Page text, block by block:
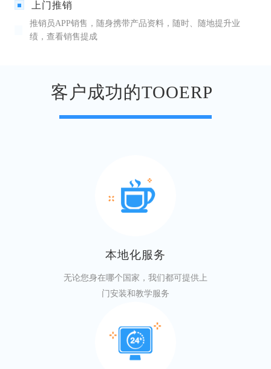
上门推销
推销员APP销售，随身携带产品资料，随时、随地提升业
绩，查看销售提成
客户成功的TOOERP
本地化服务
无论您身在哪个国家，我们都可提供上
门安装和教学服务